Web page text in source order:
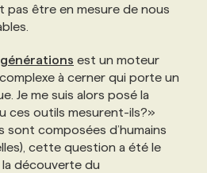
pas être en mesure de nous
générations est un moteur
à cerner qui porte un
Je me suis alors posé la
ces outils mesurent-ils?»
sont composées d’humains
cette question a été le
découverte du